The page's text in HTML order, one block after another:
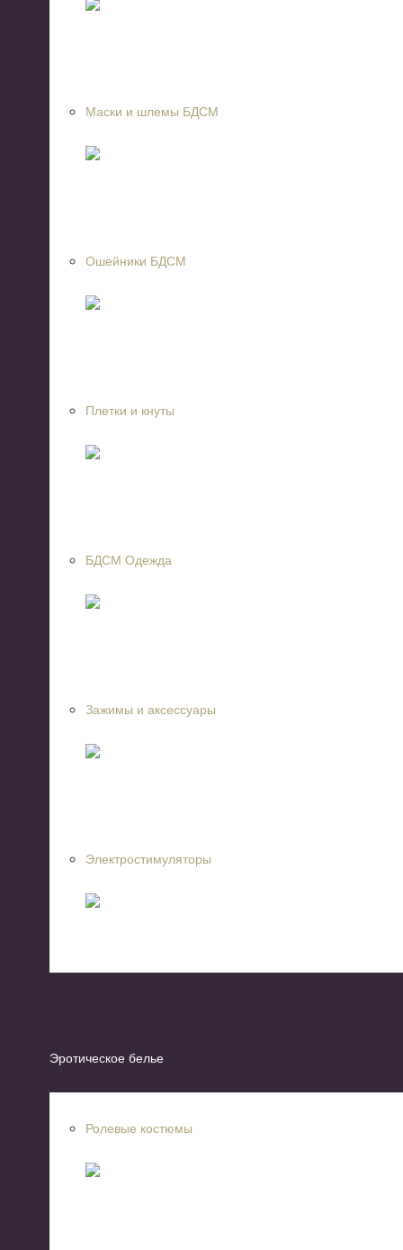
Маски и шлемы БДСМ
Ошейники БДСМ
Плетки и кнуты
БДСМ Одежда
Зажимы и аксессуары
Электростимуляторы
Эротическое белье
Ролевые костюмы